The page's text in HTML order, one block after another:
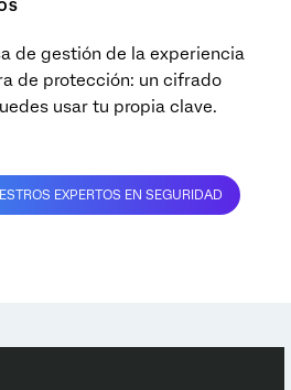
de gestión de la experiencia
de protección: un cifrado
usar tu propia clave.
EXPERTOS EN SEGURIDAD